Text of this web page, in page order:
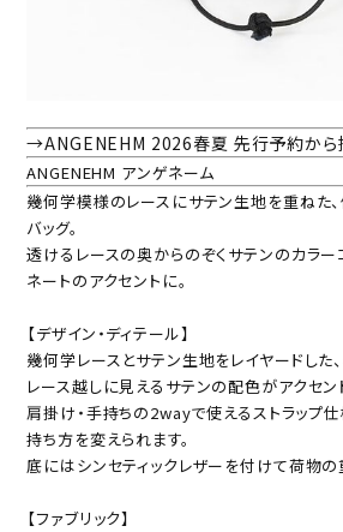
→ANGENEHM 2026春夏 先行予約から
ANGENEHM アンゲネーム
幾何学模様のレースにサテン生地を重ねた
バッグ。
透けるレースの奥からのぞくサテンのカラー
ネートのアクセントに。
【デザイン・ディテール】
幾何学レースとサテン生地をレイヤードした
レース越しに見えるサテンの配色がアクセン
肩掛け・手持ちの2wayで使えるストラップ
持ち方を変えられます。
底にはシンセティックレザーを付けて荷物
【ファブリック】